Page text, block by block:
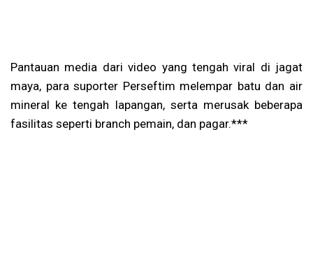
Pantauan media dari video yang tengah viral di jagat
maya, para suporter Perseftim melempar batu dan air
mineral ke tengah lapangan, serta merusak beberapa
fasilitas seperti branch pemain, dan pagar.***